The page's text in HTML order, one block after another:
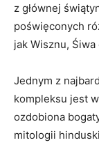
z głównej
poświęconych
jak Wisznu, Śiwa
Jednym z
kompleksu jest
ozdobiona
mitologii